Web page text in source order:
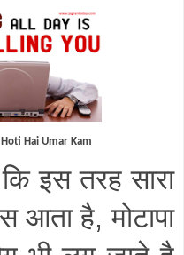
Hai Umar Kam
इस तरह सारा
आता है,मोटापा